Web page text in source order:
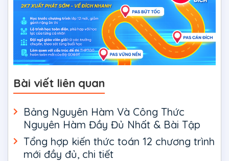
Bài viết liên quan
Bảng Nguyên Hàm Và Công Thức
Nguyên Hàm Đầy Đủ Nhất & Bài Tập
Tổng hợp kiến thức toán 12 chương trình
mới đầy đủ, chi tiết